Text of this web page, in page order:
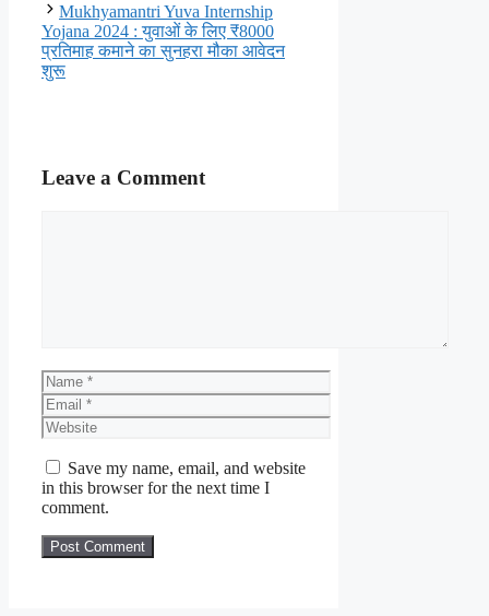
Mukhyamantri Yuva Internship
Yojana 2024 : युवाओं के लिए ₹8000
प्रतिमाह कमाने का सुनहरा मौका आवेदन
शुरू
Leave a Comment
Name
Email
Website
Save my name, email, and website
in this browser for the next time I
comment.